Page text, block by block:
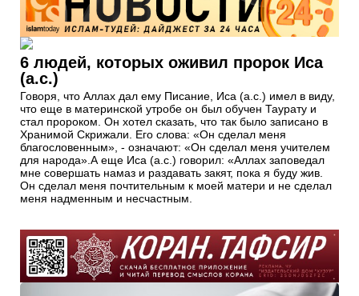
6 людей, которых оживил пророк Иса
(а.с.)
Говоря, что Аллах дал ему Писание, Иса (а.с.) имел в виду,
что еще в материнской утробе он был обучен Таурату и
стал пророком. Он хотел сказать, что так было записано в
Хранимой Скрижали. Его слова: «Он сделал меня
благословенным», - означают: «Он сделал меня учителем
для народа».А еще Иса (а.с.) говорил: «Аллах заповедал
мне совершать намаз и раздавать закят, пока я буду жив.
Он сделал меня почтительным к моей матери и не сделал
меня надменным и несчастным.